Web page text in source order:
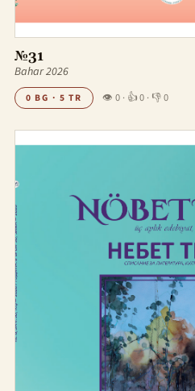
№31
Bahar 2026
0 BG · 5 TR 👁 0· 👍 0· 👎 0